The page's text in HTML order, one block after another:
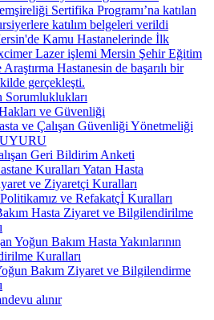
Sertifika Programı’na katılan
katılım belgeleri verildi
Kamu Hastanelerinde İlk
Lazer işlemi Mersin Şehir Eğitim
Araştırma Hastanesin de başarılı bir
gerçekleşti.
Sorumluklukları
ve Güvenliği
ve Çalışan Güvenliği Yönetmeliği
Geri Bildirim Anketi
Kuralları Yatan Hasta
ve Ziyaretçi Kuralları
ve Refakatçİ Kuralları
Hasta Ziyaret ve Bilgilendirilme
Yoğun Bakım Hasta Yakınlarının
Kuralları
Bakım Ziyaret ve Bilgilendirme
alınır